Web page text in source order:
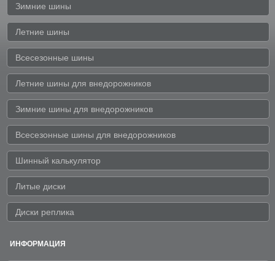
Зимние шины
Летние шины
Всесезонные шины
Летние шины для внедорожников
Зимние шины для внедорожников
Всесезонные шины для внедорожников
Шинный калькулятор
Литые диски
Диски реплика
ИНФОРМАЦИЯ